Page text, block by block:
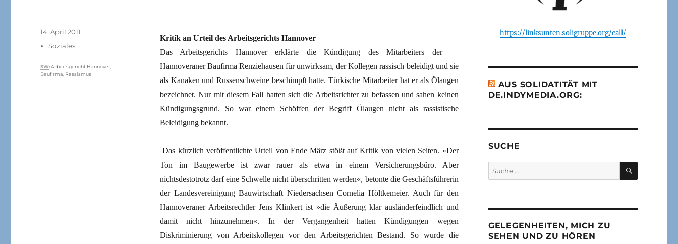
Kritik an Urteil des Arbeitsgerichts Hannover
Das Arbeitsgerichts Hannover erklärte die Kündigung des Mitarbeiters der
Hannoveraner Baufirma Renziehausen für unwirksam, der Kollegen rassisch beleidigt und sie
als Kanaken und Russenschweine beschimpft hatte. Türkische Mitarbeiter hat er als Ölaugen
bezeichnet. Nur mit diesem Fall hatten sich die Arbeitsrichter zu befassen und sahen keinen
Kündigungsgrund. So war einem Schöffen der Begriff Ölaugen nicht als rassistische
Beleidigung bekannt.
Das kürzlich veröffentlichte Urteil von Ende März stößt auf Kritik von vielen Seiten. »Der
Ton im Baugewerbe ist zwar rauer als etwa in einem Versicherungsbüro. Aber
nichtsdestotrotz darf eine Schwelle nicht überschritten werden«, betonte die Geschäftsführerin
der Landesvereinigung Bauwirtschaft Niedersachsen Cornelia Höltkemeier. Auch für den
Hannoveraner Arbeitsrechtler Jens Klinkert ist »die Äußerung klar ausländerfeindlich und
damit nicht hinzunehmen«. In der Vergangenheit hatten Kündigungen wegen
Diskriminierung von Arbeitskollegen vor den Arbeitsgerichten Bestand. So wurde die
Veröffentlicht
14. April 2011
Kategorien
Soziales
Schlagwörter
SW:Arbeitsgericht Hannover
Baufirma Rassismus
https://linksunten.soligruppe.org/call/
AUS SOLIDATITÄT MIT
DE.INDYMEDIA.ORG:
SUCHE
Suche
nach:
SUCHEN
GELEGENHEITEN, MICH ZU
SEHEN UND ZU HÖREN